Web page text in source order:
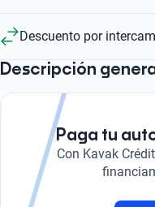
Descuento por
Descripción
Paga tu
Con Kavak